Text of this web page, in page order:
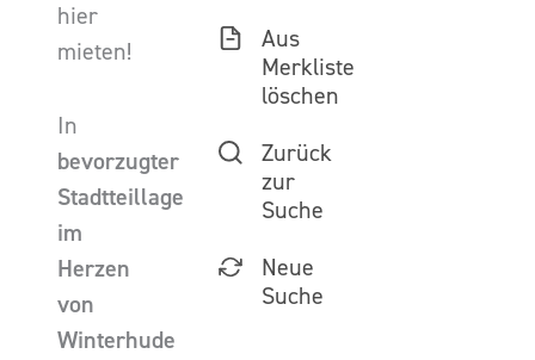
hier
mieten!
In
bevorzugter
Stadtteillage
im
Herzen
von
Winterhude
Aus
Merkliste
löschen
Zurück
zur
Suche
Neue
Suche